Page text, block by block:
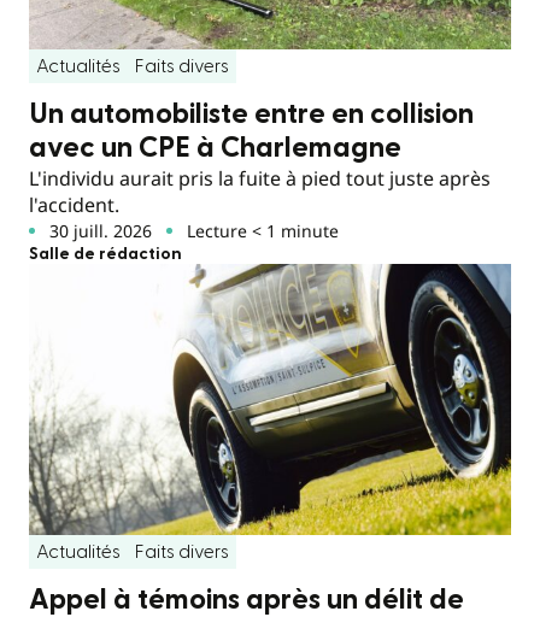
Actualités Faits divers
Un automobiliste entre en collision
avec un CPE à Charlemagne
L'individu aurait pris la fuite à pied tout juste après
l'accident.
30 juill. 2026 Lecture < 1 minute
Salle de rédaction
Actualités Faits divers
Appel à témoins après un délit de